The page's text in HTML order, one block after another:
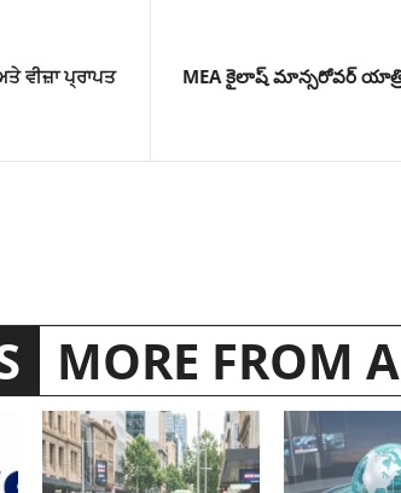
ਵੀਜ਼ਾ ਪ੍ਰਾਪਤ
MEA కైలాష్ మాన్సరోవర్
MORE FROM